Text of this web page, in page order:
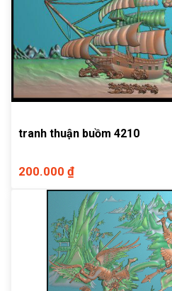
tranh thuận buồm 4210
200.000 ₫